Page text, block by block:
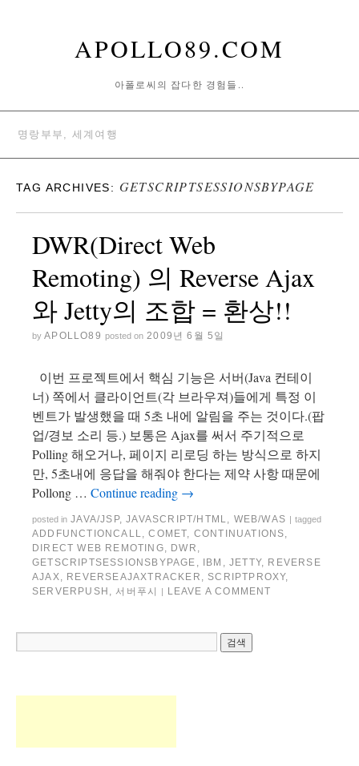
APOLLO89.COM
아폴로씨의 잡다한 경험들..
명랑부부, 세계여행
TAG ARCHIVES: GETSCRIPTSESSIONSBYPAGE
DWR(Direct Web
Remoting) 의 Reverse Ajax
와 Jetty의 조합 = 환상!!
by APOLLO89 posted on 2009년 6월 5일
이번 프로젝트에서 핵심 기능은 서버(Java 컨테이
너) 쪽에서 클라이언트(각 브라우져)들에게 특정 이
벤트가 발생했을 때 5초 내에 알림을 주는 것이다.(팝
업/경보 소리 등.) 보통은 Ajax를 써서 주기적으로
Polling 해오거나, 페이지 리로딩 하는 방식으로 하지
만, 5초내에 응답을 해줘야 한다는 제약 사항 때문에
Pollong … Continue reading →
posted in JAVA/JSP,JAVASCRIPT/HTML, WEB/WAS | tagged
ADDFUNCTIONCALL,COMET, CONTINUATIONS,
DIRECT WEB REMOTING, DWR ,
GETSCRIPTSESSIONSBYPAGE , IBM ,JETTY, REVERSE
AJAX, REVERSEAJAXTRACKER , SCRIPTPROXY,
SERVERPUSH , 서버푸시 | LEAVE A COMMENT